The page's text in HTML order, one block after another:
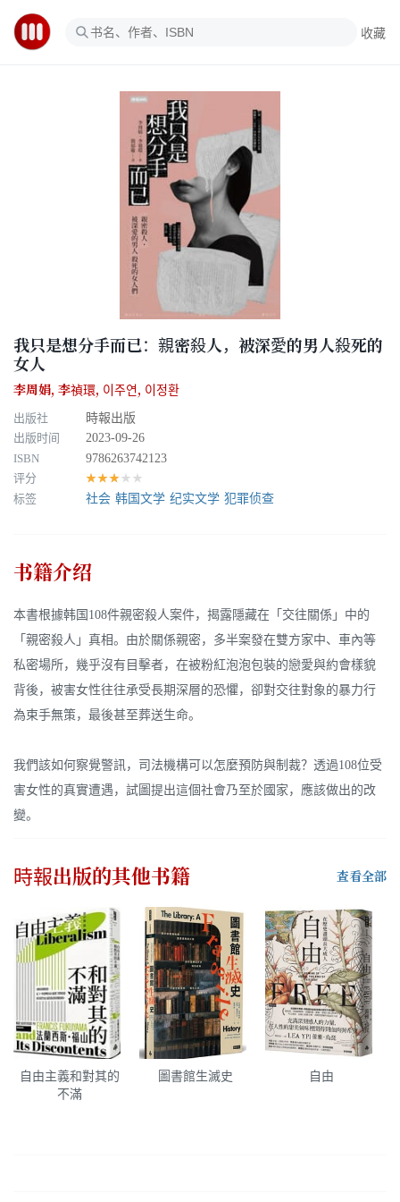
收藏
我只是想分手而已：親密殺人，被深愛的男人殺死的
女人
李周娟, 李禎環, 이주연 , 이정환
出版社
時報出版
出版时间
2023-09-26
ISBN
9786263742123
评分
★★★★★
标签 社会 韩国文学 纪实文学 犯罪侦查
书籍介绍
本書根據韩国108件親密殺人案件，揭露隱藏在「交往關係」中的
「親密殺人」真相。由於關係親密，多半案發在雙方家中、車內等
私密場所，幾乎沒有目擊者，在被粉紅泡泡包裝的戀愛與約會樣貌
背後，被害女性往往承受長期深層的恐懼，卻對交往對象的暴力行
為束手無策，最後甚至葬送生命。
我們該如何察覺警訊，司法機構可以怎麼預防與制裁？透過108位受
害女性的真實遭遇，試圖提出這個社會乃至於國家，應該做出的改
變。
時報出版的其他书籍 查看全部
自由主義和對其的
不滿
圖書館生滅史 自由